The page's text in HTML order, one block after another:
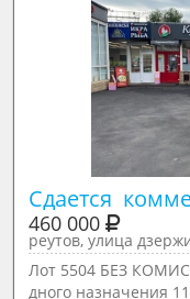
Сдается
460 000
реутов, улица
Лот 5504 БЕЗ
дного назначения